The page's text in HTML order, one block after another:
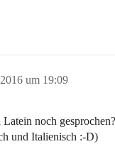
um 19:09
noch
und Italienisch :-D)